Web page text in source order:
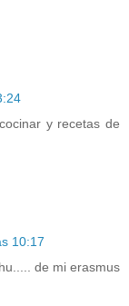
y recetas de
10:17
de mi erasmus